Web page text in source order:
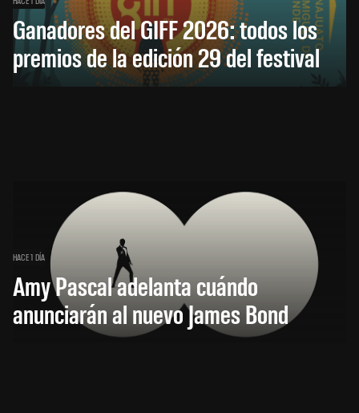
Ganadores del GIFF 2026: todos los
premios de la edición 29 del festival
HACE 1 DÍA
Amy Pascal adelanta cuándo
anunciarán al nuevo James Bond